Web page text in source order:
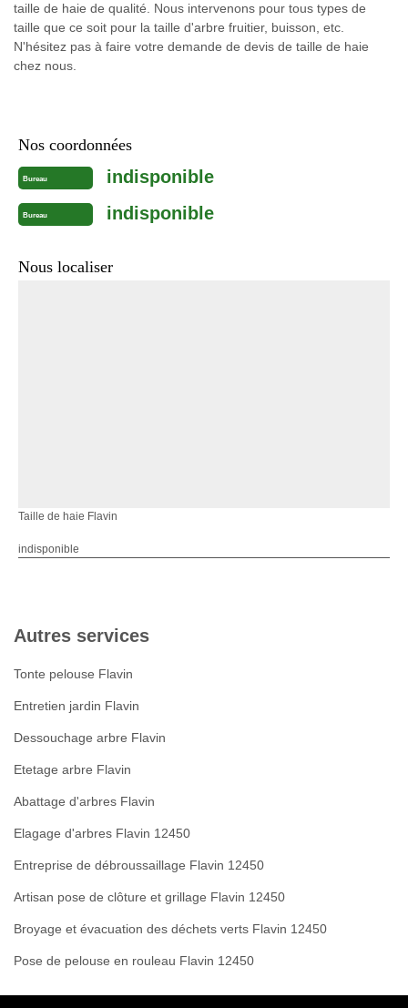
taille de haie de qualité. Nous intervenons pour tous types de
taille que ce soit pour la taille d'arbre fruitier, buisson, etc.
N'hésitez pas à faire votre demande de devis de taille de haie
chez nous.
Nos coordonnées
Bureau indisponible
Bureau indisponible
Nous localiser
Taille de haie Flavin
indisponible
Autres services
Tonte pelouse Flavin
Entretien jardin Flavin
Dessouchage arbre Flavin
Etetage arbre Flavin
Abattage d'arbres Flavin
Elagage d'arbres Flavin 12450
Entreprise de débroussaillage Flavin 12450
Artisan pose de clôture et grillage Flavin 12450
Broyage et évacuation des déchets verts Flavin 12450
Pose de pelouse en rouleau Flavin 12450